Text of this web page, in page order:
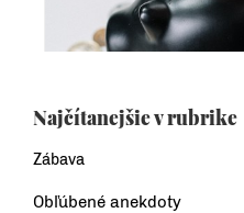
Najčítanejšie v rubrike
Zábava
Obľúbené anekdoty